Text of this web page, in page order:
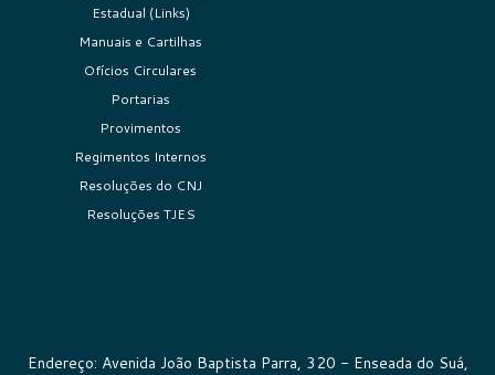
Estadual (Links)
Manuais e Cartilhas
Ofícios Circulares
Portarias
Provimentos
Regimentos Internos
Resoluções do CNJ
Resoluções TJES
Endereço: Avenida João Baptista Parra, 320 - Enseada do Suá,